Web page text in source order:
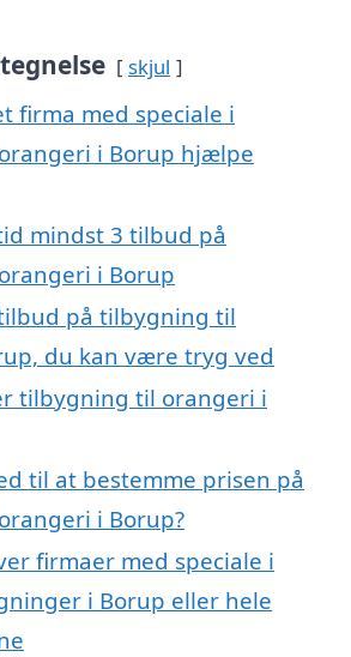
skjul
firma med speciale i
i Borup hjælpe
mindst 3 tilbud på
i Borup
på tilbygning til
du kan være tryg ved
tilbygning til orangeri i
til at bestemme prisen på
i Borup?
firmaer med speciale i
i Borup eller hele